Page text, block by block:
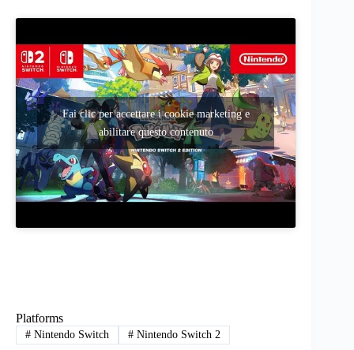
Fai clic per accettare i cookie marketing e
abilitare questo contenuto
Platforms
#Nintendo Switch #Nintendo Switch 2